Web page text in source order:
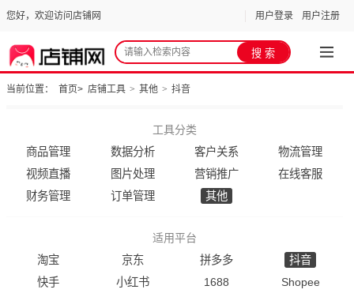
您好，欢迎访问店铺网 用户登录 用户注册
当前位置： 首页> 店铺工具 > 其他 > 抖音
工具分类
商品管理
数据分析 客户关系
物流管理
视频直播
图片处理 营销推广
在线客服
财务管理
订单管理 其他
适用平台
淘宝
京东 拼多多
抖音
快手
小红书 1688
Shopee